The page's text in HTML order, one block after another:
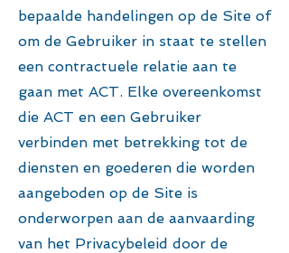
bepaalde handelingen op de Site of
om de Gebruiker in staat te stellen
een contractuele relatie aan te
gaan met ACT. Elke overeenkomst
die ACT en een Gebruiker
verbinden met betrekking tot de
diensten en goederen die worden
aangeboden op de Site is
onderworpen aan de aanvaarding
van het Privacybeleid door de